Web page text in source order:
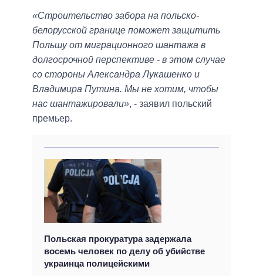
«Строительство забора на польско-
белорусской границе поможет защитить
Польшу от миграционного шантажа в
долгосрочной перспективе - в этом случае
со стороны Александра Лукашенко и
Владимира Путина. Мы не хотим, чтобы
нас шантажировали», - заявил польский
премьер.
Польская прокуратура задержала
восемь человек по делу об убийстве
украинца полицейскими